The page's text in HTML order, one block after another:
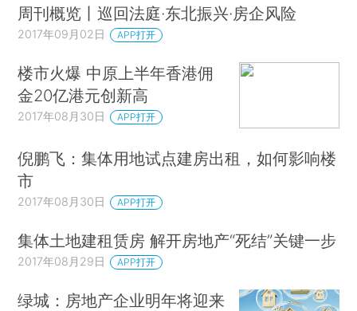
周刊概览丨巡回法庭·东北振兴·房企风险
2017年09月02日 APP打开
楼市火爆 中原上半年香港佣
金20亿港元创新高
2017年08月30日 APP打开
倪鹏飞：集体用地试点建房出租，如何影响楼
市
2017年08月30日 APP打开
集体土地建租赁房 解开房地产“死结”关键一步
2017年08月29日 APP打开
绿城：房地产企业明年将迎来